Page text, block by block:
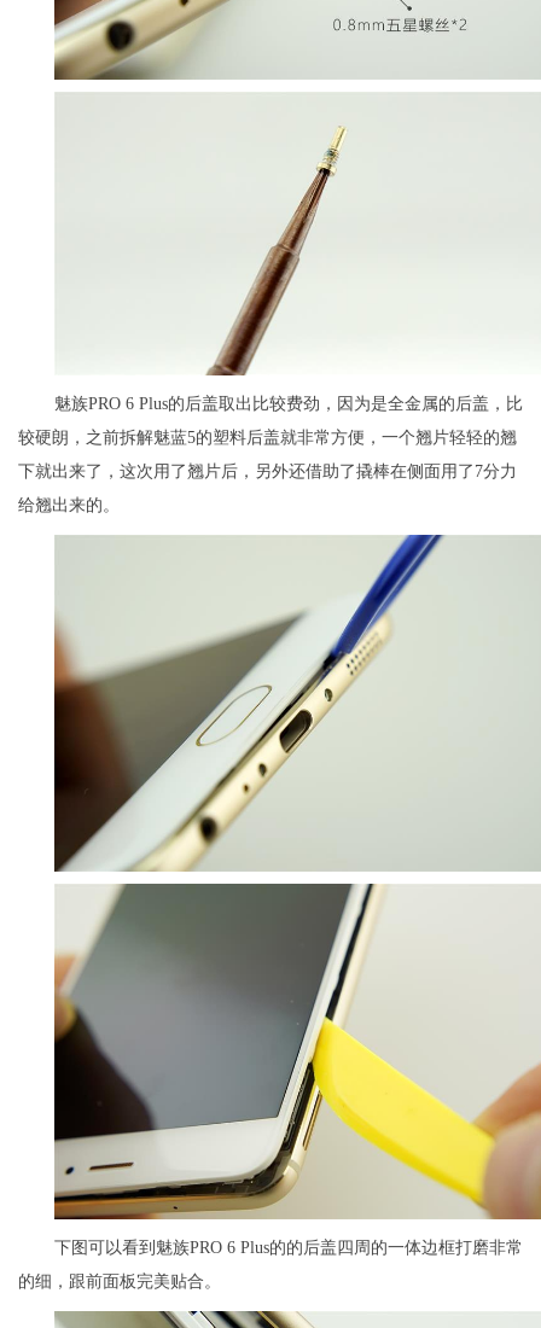
魅族PRO 6 Plus的后盖取出比较费劲，因为是全金属的后盖，比
较硬朗，之前拆解魅蓝5的塑料后盖就非常方便，一个翘片轻轻的翘
下就出来了，这次用了翘片后，另外还借助了撬棒在侧面用了7分力
给翘出来的。
下图可以看到魅族PRO 6 Plus的的后盖四周的一体边框打磨非常
的细，跟前面板完美贴合。